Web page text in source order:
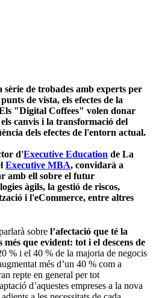
de trobades amb experts per
de vista, els efectes de la
"Digital Coffees" volen donar
canvis i la transformació del
dels efectes de l'entorn actual.
d'Executive Education de La
Executive MBA, convidarà a
amb ell sobre el futur
àgils, la gestió de riscos,
i l'eCommerce, entre altres
sobre l’afectació que té la
més que evident: tot i el descens de
% i el 40 % de la majoria de negocis
més d’un 40 % com a
repte en general per tot
d’aquestes empreses a la nova